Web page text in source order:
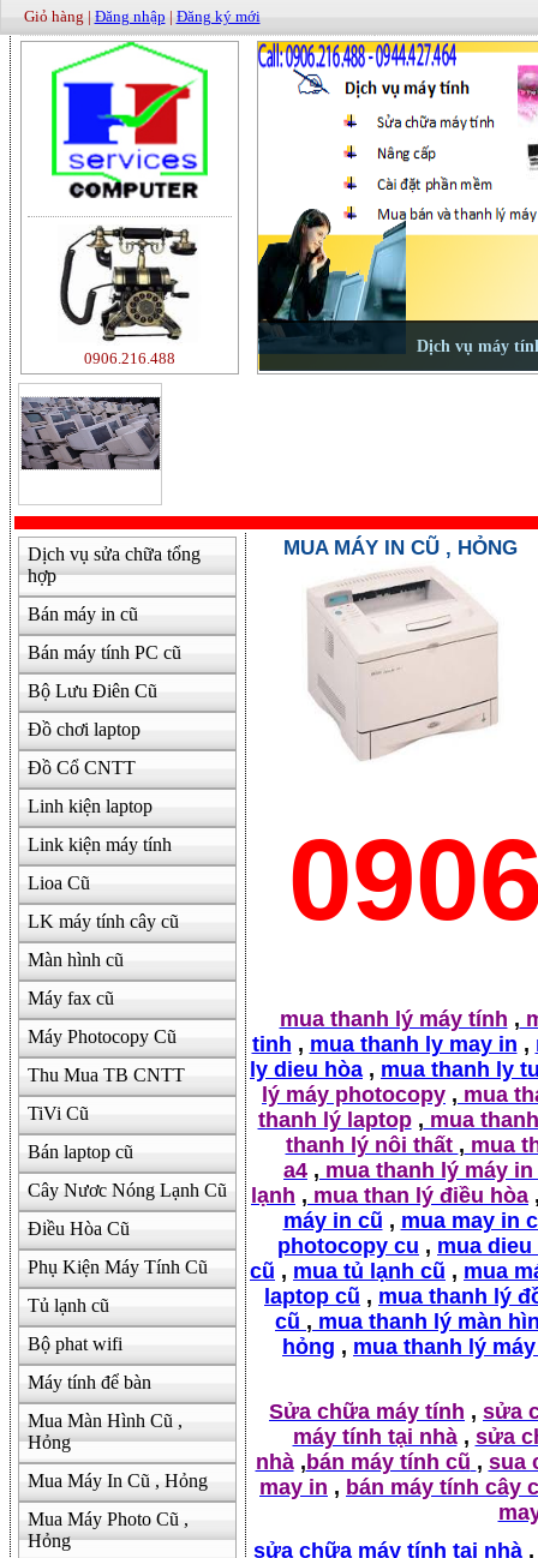
Giỏ hàng | Đăng nhập | Đăng ký mới
0906.216.488
500000
Dịch vụ sửa chữa tổng
hợp
Bán máy in cũ
Bán máy tính PC cũ
Bộ Lưu Điên Cũ
Đồ chơi laptop
Đồ Cổ CNTT
Linh kiện laptop
Link kiện máy tính
Lioa Cũ
LK máy tính cây cũ
Màn hình cũ
Máy fax cũ
Máy Photocopy Cũ
Thu Mua TB CNTT
TiVi Cũ
Bán laptop cũ
Cây Nươc Nóng Lạnh Cũ
Điều Hòa Cũ
Phụ Kiện Máy Tính Cũ
Tủ lạnh cũ
Bộ phat wifi
Máy tính để bàn
Mua Màn Hình Cũ ,
Hỏng
Mua Máy In Cũ , Hỏng
Mua Máy Photo Cũ ,
Hỏng
MUA MÁY IN CŨ , HỎNG
mua thanh lý máy tính ,
tinh , mua thanh ly may in ,
ly dieu hòa , mua thanh ly
lý máy photocopy , mua
thanh lý laptop, mua
thanh lý nôi thất , mua
a4 , mua thanh lý máy in
lạnh , mua than lý điều hòa
máy in cũ , mua may in
photocopy cu , mua
cũ , mua tủ lạnh cũ , mua
laptop cũ , mua thanh lý
cũ , mua thanh lý màn
hỏng , mua thanh lý
Sửa chữa máy tính , sửa
máy tính tại nhà , sửa
nhà ,bán máy tính cũ , sua
may in , bán máy tính cây
sửa chữa máy tính tại nhà ,